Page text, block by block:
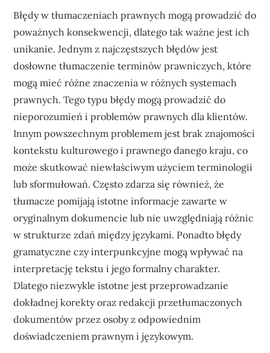
Błędy w tłumaczeniach prawnych mogą prowadzić do
poważnych konsekwencji, dlatego tak ważne jest ich
unikanie. Jednym z najczęstszych błędów jest
dosłowne tłumaczenie terminów prawniczych, które
mogą mieć różne znaczenia w różnych systemach
prawnych. Tego typu błędy mogą prowadzić do
nieporozumień i problemów prawnych dla klientów.
Innym powszechnym problemem jest brak znajomości
kontekstu kulturowego i prawnego danego kraju, co
może skutkować niewłaściwym użyciem terminologii
lub sformułowań. Często zdarza się również, że
tłumacze pomijają istotne informacje zawarte w
oryginalnym dokumencie lub nie uwzględniają różnic
w strukturze zdań między językami. Ponadto błędy
gramatyczne czy interpunkcyjne mogą wpływać na
interpretację tekstu i jego formalny charakter.
Dlatego niezwykle istotne jest przeprowadzanie
dokładnej korekty oraz redakcji przetłumaczonych
dokumentów przez osoby z odpowiednim
doświadczeniem prawnym i językowym.